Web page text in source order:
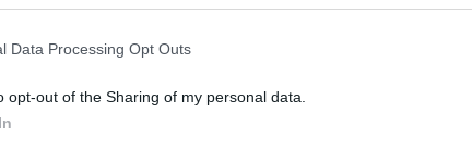
Data Processing Opt Outs
opt-out of the Sharing of my personal data.